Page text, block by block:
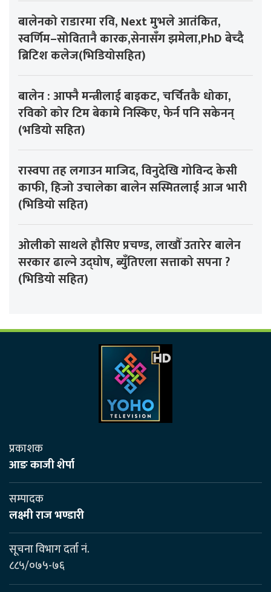
बालेनको राडारमा रवि, Next मुभले आतंकित,
स्वर्णिम–सोवितानै कारक,सेनासँग झमेला,PhD बेच्दै
ब्रिटिश कलेज(भिडियोसहित)
बालेन : आफ्नै मन्त्रीलाई बाइकट, चर्चितकै धोका,
रविको कोर टिम बेकामे निस्किए, फेर्न पनि सकेनन्
(भडियो सहित)
रास्वपा तह लगाउन माजिद, विनुदेखि गोविन्द केसी
काफी, हिजो उचालेका बालेन सस्मितलाई आज भारी
(भिडियो सहित)
ओलीको साथले हौसिए प्रचण्ड, लाखौँ उतारेर बालेन
सरकार ढाल्ने उद्घोष, ब्युँतिएला सत्ताको सपना ?
(भिडियो सहित)
प्रकाशक
आङ काजी शेर्पा
सम्पादक
लक्ष्मी राज भण्डारी
सूचना विभाग दर्ता नं.
८८५/०७५-७६